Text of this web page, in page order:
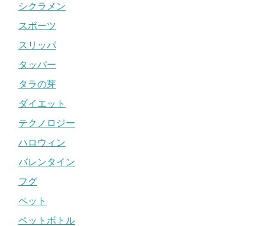
シクラメン
スポーツ
スリッパ
タッパー
タラの芽
ダイエット
テクノロジー
ハロウィン
バレンタイン
フグ
ペット
ペットボトル